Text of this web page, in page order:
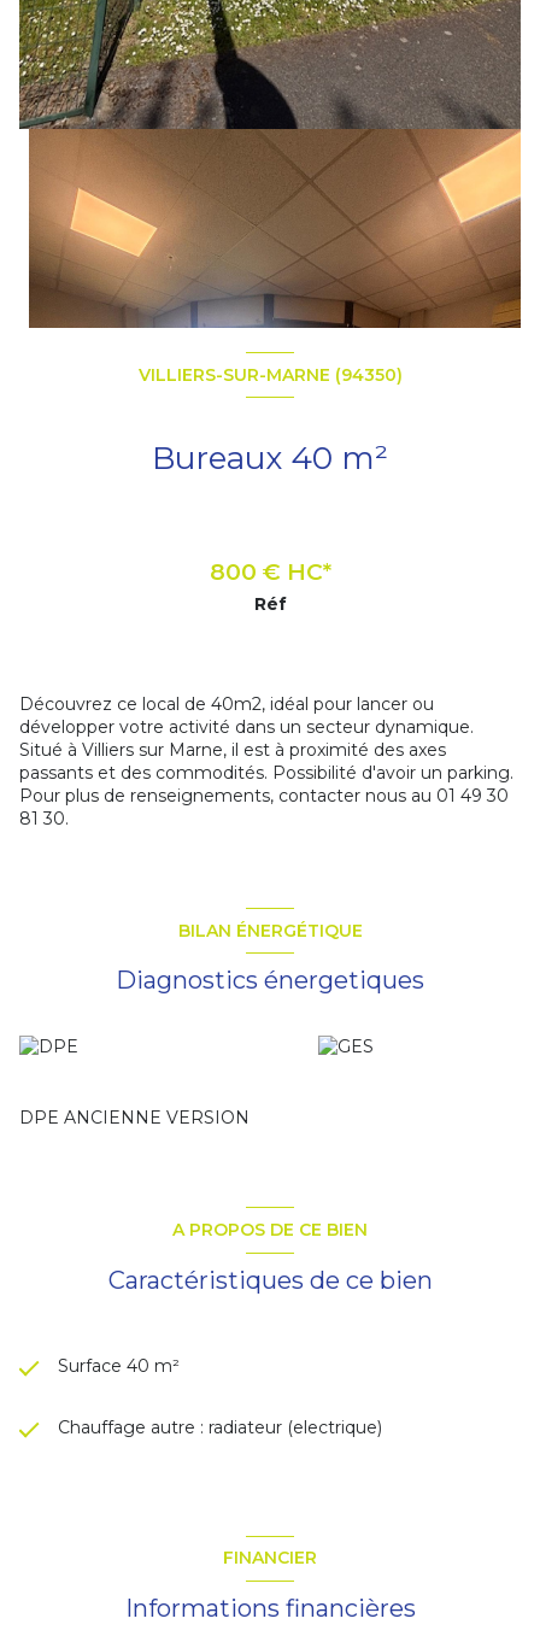
VILLIERS-SUR-MARNE (94350)
Bureaux 40 m²
800 € HC*
Réf
Découvrez ce local de 40m2, idéal pour lancer ou
développer votre activité dans un secteur dynamique.
Situé à Villiers sur Marne, il est à proximité des axes
passants et des commodités. Possibilité d'avoir un parking.
Pour plus de renseignements, contacter nous au 01 49 30
81 30.
BILAN ÉNERGÉTIQUE
Diagnostics énergetiques
DPE ANCIENNE VERSION
A PROPOS DE CE BIEN
Caractéristiques de ce bien
Surface 40 m²
Chauffage autre : radiateur (electrique)
FINANCIER
Informations financières